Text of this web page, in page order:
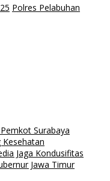
Polres Pelabuhan
Surabaya
Kesehatan
Jaga Kondusifitas
Jawa Timur